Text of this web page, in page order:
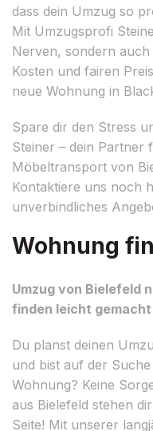
dass dein Umzug so
Mit Umzugsprofi
Nerven, sondern
Kosten und fairen
neue Wohnung in
Spare dir den Stress
Steiner – dein Partner
Möbeltransport von
Kontaktiere uns noch
unverbindliches
Wohnung
Umzug von Bielefeld
finden leicht gemacht
Du planst deinen
und bist auf der
Wohnung? Keine
aus Bielefeld stehen
Seite! Mit unserer